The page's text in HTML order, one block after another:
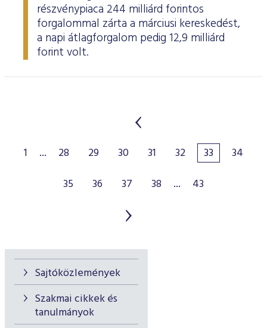
Sajtóközlemények
Szakmai cikkek és
tanulmányok
részvénypiaca 244 milliárd forintos
forgalommal zárta a márciusi kereskedést,
a napi átlagforgalom pedig 12,9 milliárd
forint volt.
1 ... 28 29 30 31 32 33
34
35
36 37 38 ... 43